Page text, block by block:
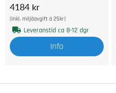
4184 kr
(inkl. miljöavgift á 25kr)
Leveranstid ca 8-12 dgr
Info